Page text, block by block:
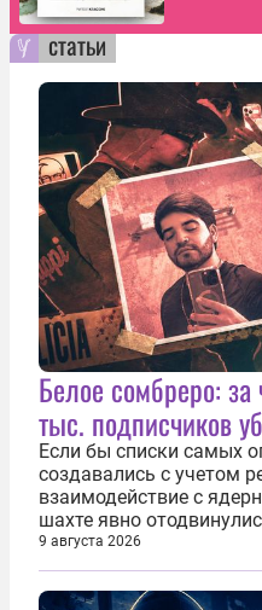
статьи
Белое сомбреро:
тыс. подписчиков
Если бы списки самых
создавались с учетом
взаимодействие с
шахте явно
третий план. А вот
музыкантам пришлось
Кульякане, столице
9 августа 2026